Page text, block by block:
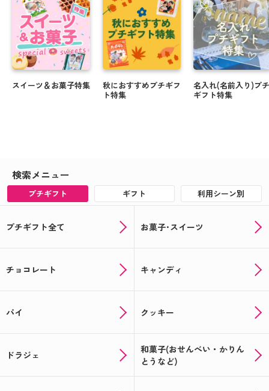
スイーツ＆お菓子特集
秋におすすめプチギフ
ト特集
名入れ(名前入り)プチ
ギフト特集
検索メニュー
プチギフト ギフト 利用シーン別
プチギフト全て お菓子･スイーツ
チョコレート キャンディ
パイ クッキー
ドラジェ
和菓子(おせんべい・かりん
とうなど)